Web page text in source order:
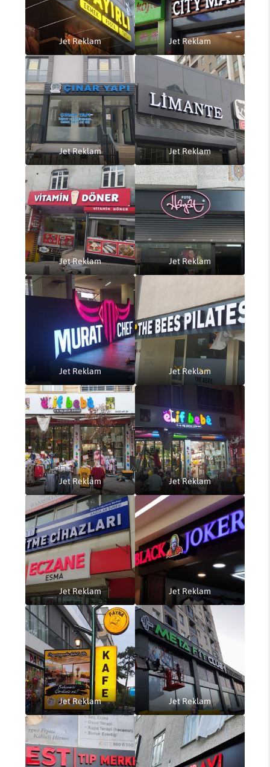
Jet Reklam Jet Reklam
Jet Reklam Jet Reklam
Jet Reklam Jet Reklam
Jet Reklam Jet Reklam
Jet Reklam Jet Reklam
Jet Reklam Jet Reklam
Jet Reklam Jet Reklam